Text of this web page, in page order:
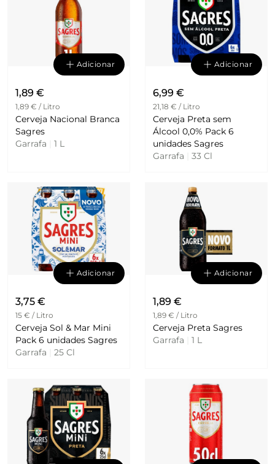
Adicionar
1,89 €
1,89 € / Litro
Cerveja Nacional Branca
Sagres
Garrafa
1 L
Adicionar
6,99 €
21,18 € / Litro
Cerveja Preta sem
Álcool 0,0% Pack 6
unidades Sagres
Garrafa
33 Cl
Adicionar
3,75 €
15 € / Litro
Cerveja Sol & Mar Mini
Pack 6 unidades Sagres
Garrafa
25 Cl
Adicionar
1,89 €
1,89 € / Litro
Cerveja Preta Sagres
Garrafa
1 L